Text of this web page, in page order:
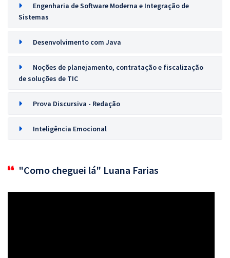
Engenharia de Software Moderna e Integração de
Sistemas
Desenvolvimento com Java
Noções de planejamento, contratação e fiscalização
de soluções de TIC
Prova Discursiva - Redação
Inteligência Emocional
"Como cheguei lá" Luana Farias